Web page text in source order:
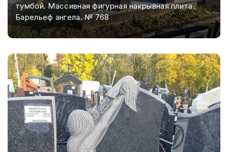
тумбой. Массивная фигурная накрывная плита.
Барельеф ангела. № 768